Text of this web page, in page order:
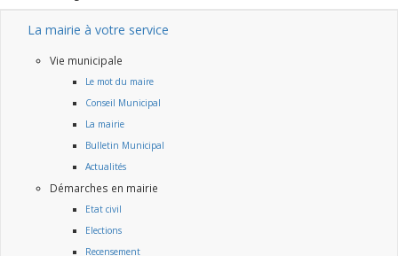
La mairie à votre service
Vie municipale
Le mot du maire
Conseil Municipal
La mairie
Bulletin Municipal
Actualités
Démarches en mairie
Etat civil
Elections
Recensement